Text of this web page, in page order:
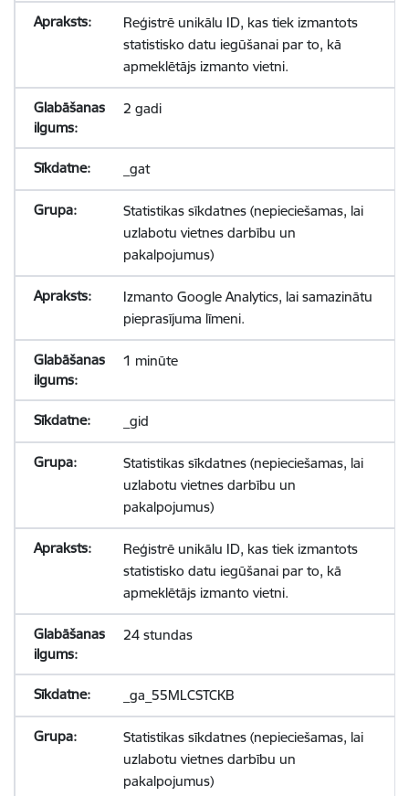
Reģistrē unikālu ID, kas tiek izmantots
statistisko datu iegūšanai par to, kā
apmeklētājs izmanto vietni.
2 gadi
_gat
Statistikas sīkdatnes (nepieciešamas, lai
uzlabotu vietnes darbību un
pakalpojumus)
Izmanto Google Analytics, lai samazinātu
pieprasījuma līmeni.
1 minūte
_gid
Statistikas sīkdatnes (nepieciešamas, lai
uzlabotu vietnes darbību un
pakalpojumus)
Reģistrē unikālu ID, kas tiek izmantots
statistisko datu iegūšanai par to, kā
apmeklētājs izmanto vietni.
24 stundas
_ga_55MLCSTCKB
Statistikas sīkdatnes (nepieciešamas, lai
uzlabotu vietnes darbību un
pakalpojumus)